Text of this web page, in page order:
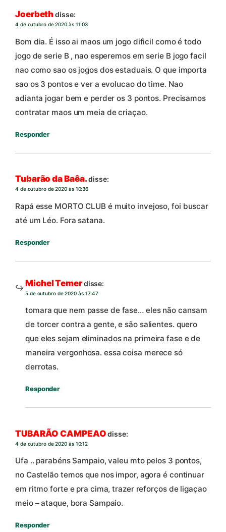
Joerbethdisse:
4 de outubro de 2020 às 11:03
Bom dia. É isso ai maos um jogo dificil como é todo
jogo de serie B , nao esperemos em serie B jogo facil
nao como sao os jogos dos estaduais. O que importa
sao os 3 pontos e ver a evolucao do time. Nao
adianta jogar bem e perder os 3 pontos. Precisamos
contratar maos um meia de criaçao.
Responder
Tubarão da Baêa.disse:
4 de outubro de 2020 às 10:36
Rapá esse MORTO CLUB é muito invejoso, foi buscar
até um Léo. Fora satana.
Responder
Michel Temerdisse:
5 de outubro de 2020 às 17:47
tomara que nem passe de fase… eles não cansam
de torcer contra a gente, e são salientes. quero
que eles sejam eliminados na primeira fase e de
maneira vergonhosa. essa coisa merece só
derrotas.
Responder
TUBARÃO CAMPEAO disse:
4 de outubro de 2020 às 10:12
Ufa .. parabéns Sampaio, valeu mto pelos 3 pontos,
no Castelão temos que nos impor, agora é continuar
em ritmo forte e pra cima, trazer reforços de ligaçao
meio – ataque, bora Sampaio.
Responder